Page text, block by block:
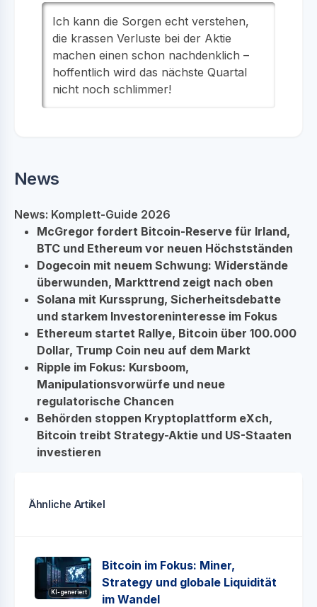
Ich kann die Sorgen echt verstehen,
die krassen Verluste bei der Aktie
machen einen schon nachdenklich –
hoffentlich wird das nächste Quartal
nicht noch schlimmer!
News
News: Komplett-Guide 2026
McGregor fordert Bitcoin-Reserve für Irland,
BTC und Ethereum vor neuen Höchstständen
Dogecoin mit neuem Schwung: Widerstände
überwunden, Markttrend zeigt nach oben
Solana mit Kurssprung, Sicherheitsdebatte
und starkem Investoreninteresse im Fokus
Ethereum startet Rallye, Bitcoin über 100.000
Dollar, Trump Coin neu auf dem Markt
Ripple im Fokus: Kursboom,
Manipulationsvorwürfe und neue
regulatorische Chancen
Behörden stoppen Kryptoplattform eXch,
Bitcoin treibt Strategy-Aktie und US-Staaten
investieren
Ähnliche Artikel
KI-generiert
Bitcoin im Fokus: Miner,
Strategy und globale Liquidität
im Wandel